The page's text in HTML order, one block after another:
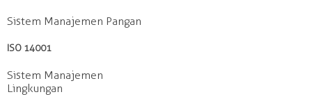
Sistem Manajemen Pangan
ISO 14001
Sistem Manajemen
Lingkungan